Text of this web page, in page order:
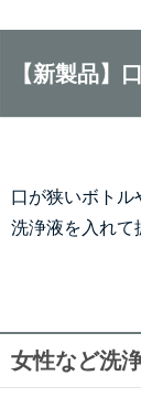
【新製品】
口が狭いボトル
洗浄液を入れて
女性など洗